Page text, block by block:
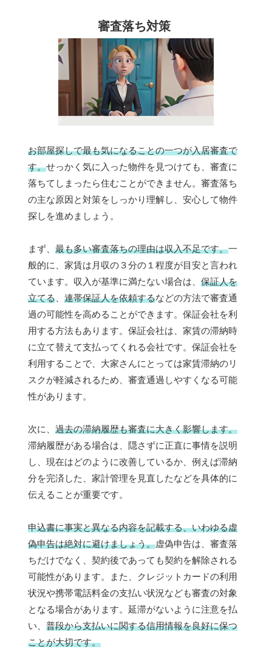
審査落ち対策
お部屋探しで最も気になることの一つが入居審査で
す。せっかく気に入った物件を見つけても、審査に
落ちてしまったら住むことができません。審査落ち
の主な原因と対策をしっかり理解し、安心して物件
探しを進めましょう。
まず、 最も多い審査落ちの理由は収入不足です。一
般的に、家賃は月収の３分の１程度が目安と言われ
ています。収入が基準に満たない場合は、 保証人を
立てる
連帯保証人を依頼するなどの方法で審査通
過の可能性を高めることができます。保証会社を利
用する方法もあります。保証会社は、家賃の滞納時
に立て替えて支払ってくれる会社です。保証会社を
利用することで、大家さんにとっては家賃滞納のリ
スクが軽減されるため、審査通過しやすくなる可能
性があります。
次に、 過去の滞納履歴も審査に大きく影響します。
滞納履歴がある場合は、隠さずに正直に事情を説明
し、現在はどのように改善しているか、例えば滞納
分を完済した、家計管理を見直したなどを具体的に
伝えることが重要です。
申込書に事実と異なる内容を記載する、いわゆる虚
偽申告は絶対に避けましょう。虚偽申告は、審査落
ちだけでなく、契約後であっても契約を解除される
可能性があります。また、クレジットカードの利用
状況や携帯電話料金の支払い状況なども審査の対象
となる場合があります。延滞がないように注意を払
い、 普段から支払いに関する信用情報を良好に保つ
ことが大切です。